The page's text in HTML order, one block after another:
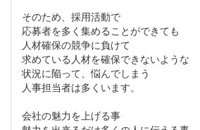
そのため、採用活動で
応募者を多く集めることができても
人材確保の競争に負けて
求めている人材を確保できないような
状況に陥って、悩んでしまう
人事担当者は多くいます。
会社の魅力を上げる事